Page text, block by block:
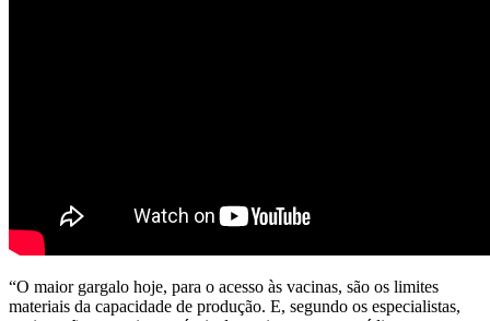
“O maior gargalo hoje, para o acesso às vacinas, são os limites
materiais da capacidade de produção. E, segundo os especialistas,